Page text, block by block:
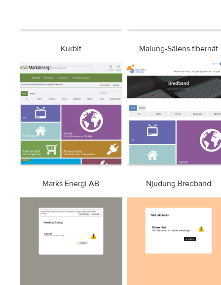
Kurbit Malung-Sälens fibernät
Marks Energi AB Njudung Bredband